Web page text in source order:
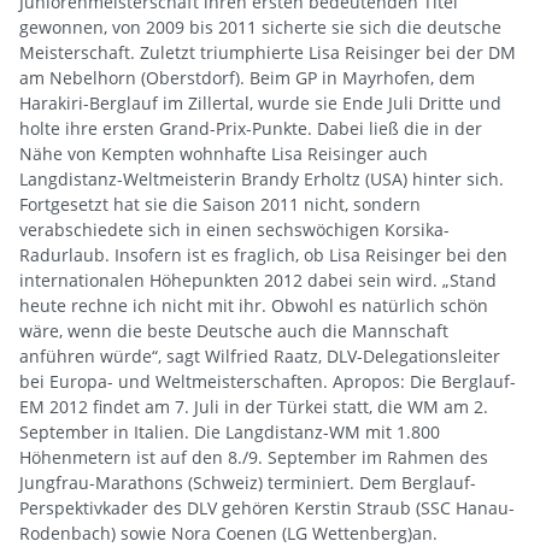
gewonnen, von 2009 bis 2011 sicherte sie sich die deutsche
Meisterschaft. Zuletzt triumphierte Lisa Reisinger bei der DM
am Nebelhorn (Oberstdorf). Beim GP in Mayrhofen, dem
Harakiri-Berglauf im Zillertal, wurde sie Ende Juli Dritte und
holte ihre ersten Grand-Prix-Punkte. Dabei ließ die in der
Nähe von Kempten wohnhafte Lisa Reisinger auch
Langdistanz-Weltmeisterin Brandy Erholtz (USA) hinter sich.
Fortgesetzt hat sie die Saison 2011 nicht, sondern
verabschiedete sich in einen sechswöchigen Korsika-
Radurlaub. Insofern ist es fraglich, ob Lisa Reisinger bei den
internationalen Höhepunkten 2012 dabei sein wird. „Stand
heute rechne ich nicht mit ihr. Obwohl es natürlich schön
wäre, wenn die beste Deutsche auch die Mannschaft
anführen würde“, sagt Wilfried Raatz, DLV-Delegationsleiter
bei Europa- und Weltmeisterschaften. Apropos: Die Berglauf-
EM 2012 findet am 7. Juli in der Türkei statt, die WM am 2.
September in Italien. Die Langdistanz-WM mit 1.800
Höhenmetern ist auf den 8./9. September im Rahmen des
Jungfrau-Marathons (Schweiz) terminiert. Dem Berglauf-
Perspektivkader des DLV gehören Kerstin Straub (SSC Hanau-
Rodenbach) sowie Nora Coenen (LG Wettenberg)an.